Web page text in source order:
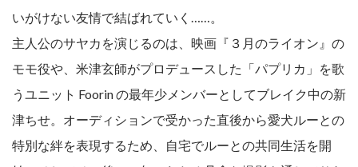
いがけない友情で結ばれていく……。
主人公のサヤカを演じるのは、映画『３月のライオン』の
モモ役や、米津玄師がプロデュースした「パプリカ」を歌
うユニット Foorin の最年少メンバーとしてブレイク中の新
津ちせ。オーディションで受かった直後から愛犬ルーとの
特別な絆を表現するため、自宅でルーとの共同生活を開